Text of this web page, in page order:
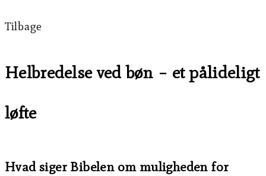
Tilbage
Helbredelse ved bøn – et pålideligt
løfte
Hvad siger Bibelen om muligheden for